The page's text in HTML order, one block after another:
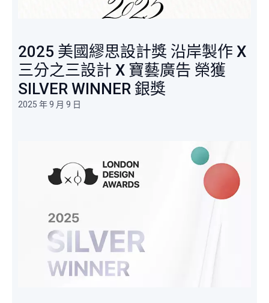
2025 美國繆思設計獎 沿岸製作 X
三分之三設計 X 寶藝廣告 榮獲
SILVER WINNER 銀獎
2025 年 9 月 9 日